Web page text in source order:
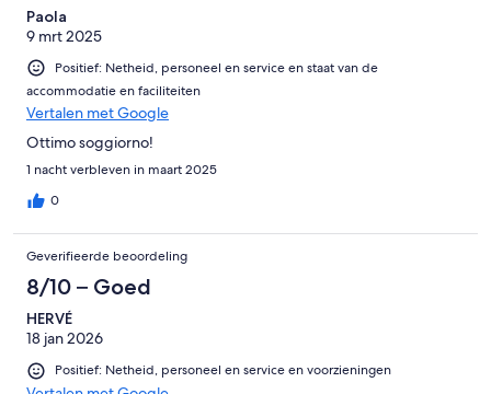
Paola
9 mrt 2025
Positief: Netheid, personeel en service en staat van de
accommodatie en faciliteiten
Vertalen met Google
Ottimo soggiorno!
1 nacht verbleven in maart 2025
0
Geverifieerde beoordeling
8/10 – Goed
HERVÉ
18 jan 2026
Positief: Netheid, personeel en service en voorzieningen